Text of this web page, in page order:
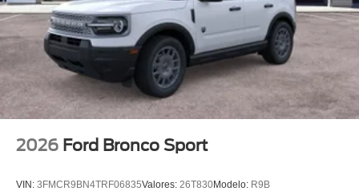
2026 Ford Bronco Sport
VIN: 3FMCR9BN4TRF06835Valores: 26T830Modelo: R9B